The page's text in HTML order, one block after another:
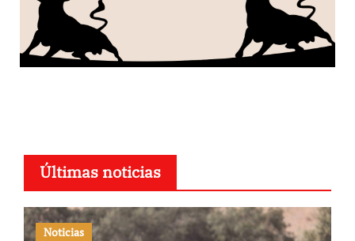
Últimas noticias
Noticias